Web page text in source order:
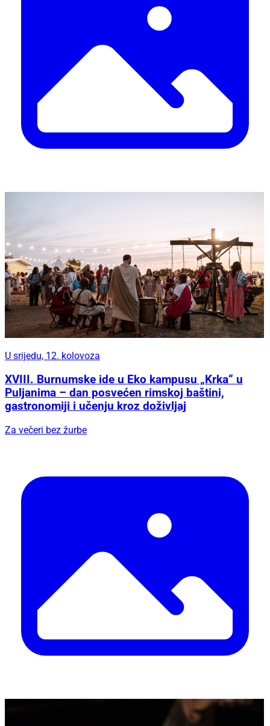
U srijedu, 12. kolovoza
XVIII. Burnumske ide u Eko kampusu „Krka“ u
Puljanima – dan posvećen rimskoj baštini,
gastronomiji i učenju kroz doživljaj
Za večeri bez žurbe